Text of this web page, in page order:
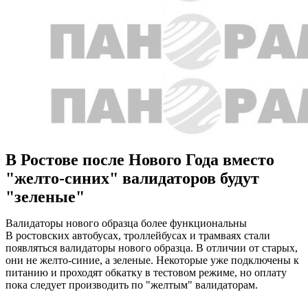
В Ростове после Нового Года вместо
"желто-синих" валидаторов будут
"зеленые"
Валидаторы нового образца более функциональны
В ростовских автобусах, троллейбусах и трамваях стали
появляться валидаторы нового образца. В отличии от старых,
они не желто-синие, а зеленые. Некоторые уже подключены к
питанию и проходят обкатку в тестовом режиме, но оплату
пока следует производить по "желтым" валидаторам.